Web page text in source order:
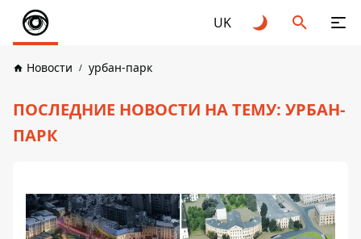
UK
Новости урбан-парк
ПОСЛЕДНИЕ НОВОСТИ НА ТЕМУ: УРБАН-
ПАРК